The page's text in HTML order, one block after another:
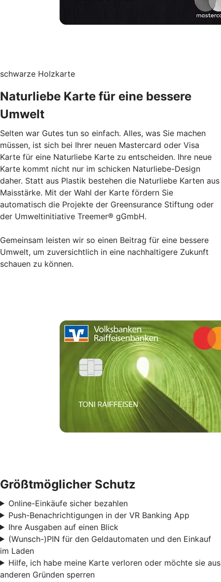
schwarze Holzkarte
Naturliebe Karte für eine bessere
Umwelt
Selten war Gutes tun so einfach. Alles, was Sie machen
müssen, ist sich bei Ihrer neuen Mastercard oder Visa
Karte für eine Naturliebe Karte zu entscheiden. Ihre neue
Karte kommt nicht nur im schicken Naturliebe-Design
daher. Statt aus Plastik bestehen die Naturliebe Karten aus
Maisstärke. Mit der Wahl der Karte fördern Sie
automatisch die Projekte der Greensurance Stiftung oder
der Umweltinitiative Treemer® gGmbH.
Gemeinsam leisten wir so einen Beitrag für eine bessere
Umwelt, um zuversichtlich in eine nachhaltigere Zukunft
schauen zu können.
Größtmöglicher Schutz
Online-Einkäufe sicher bezahlen
Push-Benachrichtigungen in der VR Banking App
Ihre Ausgaben auf einen Blick
(Wunsch-)PIN für den Geldautomaten und den Einkauf
im Laden
Hilfe, ich habe meine Karte verloren oder möchte sie aus
anderen Gründen sperren